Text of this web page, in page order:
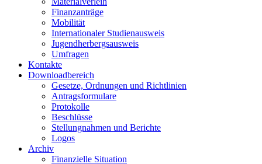
Finanzanträge
Mobilität
Internationaler Studienausweis
Jugendherbergsausweis
Umfragen
Kontakte
Downloadbereich
Gesetze, Ordnungen und Richtlinien
Antragsformulare
Protokolle
Beschlüsse
Stellungnahmen und Berichte
Logos
Archiv
Finanzielle Situation